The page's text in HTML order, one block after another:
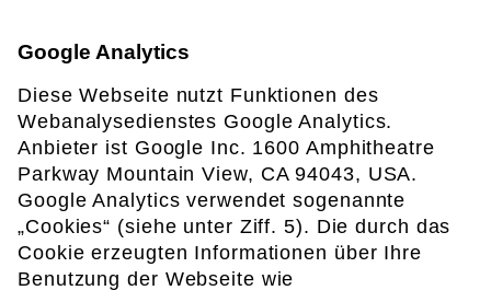
Google Analytics
Diese Webseite nutzt Funktionen des
Webanalysedienstes Google Analytics.
Anbieter ist Google Inc. 1600 Amphitheatre
Parkway Mountain View, CA 94043, USA.
Google Analytics verwendet sogenannte
„Cookies“ (siehe unter Ziff. 5). Die durch das
Cookie erzeugten Informationen über Ihre
Benutzung der Webseite wie